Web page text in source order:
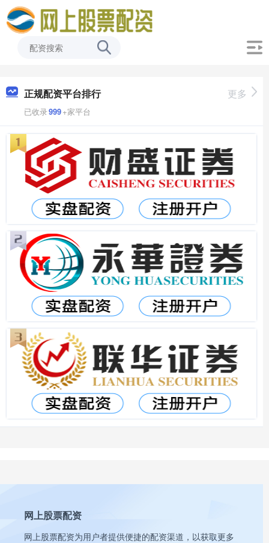
正规配资平台排行
已收录999+家平台
更多
网上股票配资
网上股票配资为用户者提供便捷的配资渠道，以获取更多